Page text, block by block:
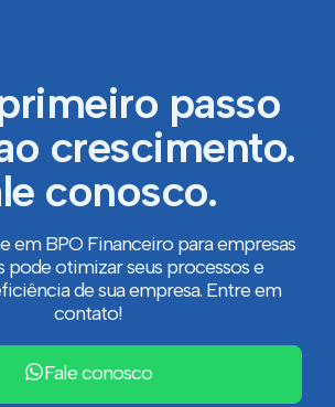
passo
crescimento.
conosco.
em BPO Financeiro para empresas
pode otimizar seus processos e
de sua empresa. Entre em
contato!
Fale conosco